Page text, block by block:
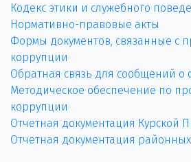
Кодекс этики и служебного
Нормативно-правовые акты
Формы документов, связанные с
коррупции
Обратная связь для сообщений о
Методическое обеспечение по
коррупции
Отчетная документация Курской
Отчетная документация